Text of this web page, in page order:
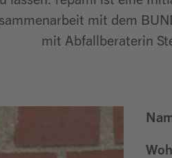
mit dem
mit Abfallberaterin